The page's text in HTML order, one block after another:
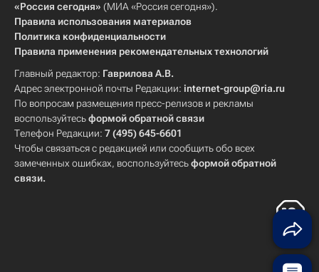
«Россия сегодня» (МИА «Россия сегодня»).
Правила использования материалов
Политика конфиденциальности
Правила применения рекомендательных технологий
Главный редактор: Гаврилова А.В.
Адрес электронной почты Редакции: internet-group@ria.ru
По вопросам размещения пресс-релизов и рекламы
воспользуйтесьформой обратной связи
Телефон Редакции: 7 (495) 645-6601
Чтобы связаться с редакцией или сообщить обо всех
замеченных ошибках, воспользуйтесьформой обратной
связи.